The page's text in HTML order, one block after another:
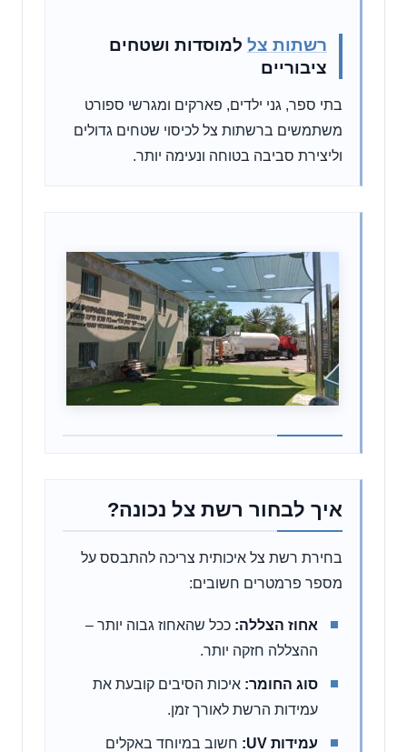
רשתות צל למוסדות ושטחים
ציבוריים
בתי ספר, גני ילדים, פארקים ומגרשי ספורט
משתמשים ברשתות צל לכיסוי שטחים גדולים
וליצירת סביבה בטוחה ונעימה יותר.
איך לבחור רשת צל נכונה?
בחירת רשת צל איכותית צריכה להתבסס על
מספר פרמטרים חשובים:
אחוז הצללה: ככל שהאחוז גבוה יותר –
ההצללה חזקה יותר.
סוג החומר: איכות הסיבים קובעת את
עמידות הרשת לאורך זמן.
עמידות UV:
חשוב במיוחד באקלים